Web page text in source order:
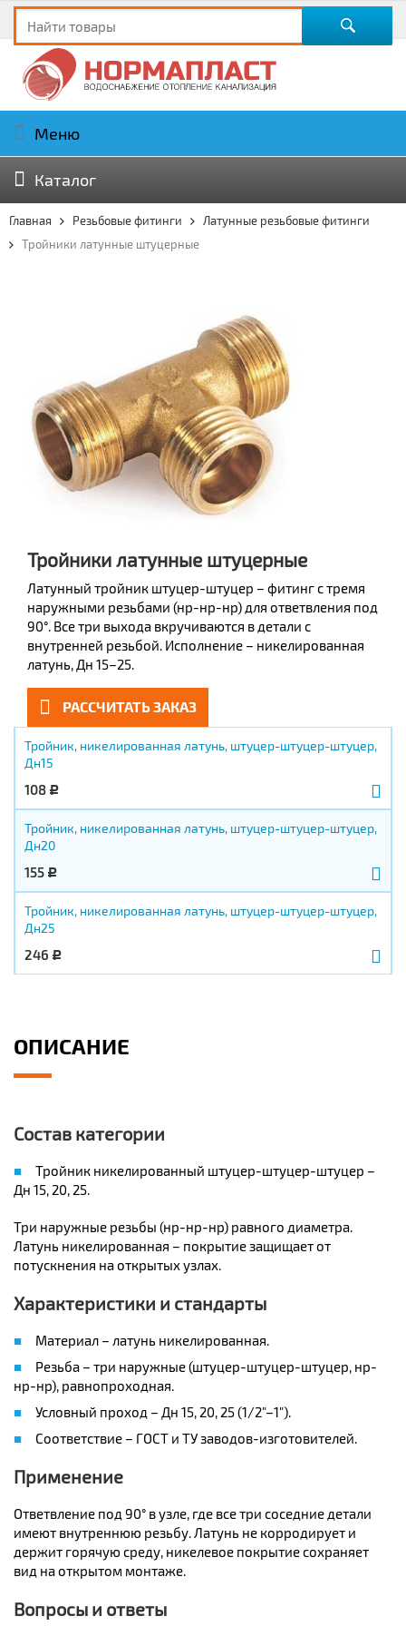
Меню
Каталог
Главная Резьбовые фитинги
Латунные резьбовые фитинги
Тройники латунные штуцерные
Тройники латунные штуцерные
Латунный тройник штуцер-штуцер – фитинг с тремя
наружными резьбами (нр-нр-нр) для ответвления под
90°. Все три выхода вкручиваются в детали с
внутренней резьбой. Исполнение – никелированная
латунь, Дн 15–25.
РАССЧИТАТЬ ЗАКАЗ
Тройник, никелированная латунь, штуцер-штуцер-штуцер,
Дн15
108 Р
Тройник, никелированная латунь, штуцер-штуцер-штуцер,
Дн20
155 Р
Тройник, никелированная латунь, штуцер-штуцер-штуцер,
Дн25
246 Р
ОПИСАНИЕ
Состав категории
Тройник никелированный штуцер-штуцер-штуцер –
Дн 15, 20, 25.
Три наружные резьбы (нр-нр-нр) равного диаметра.
Латунь никелированная – покрытие защищает от
потускнения на открытых узлах.
Характеристики и стандарты
Материал – латунь никелированная.
Резьба – три наружные (штуцер-штуцер-штуцер, нр-
нр-нр), равнопроходная.
Условный проход – Дн 15, 20, 25 (1/2"–1").
Соответствие – ГОСТ и ТУ заводов-изготовителей.
Применение
Ответвление под 90° в узле, где все три соседние детали
имеют внутреннюю резьбу. Латунь не корродирует и
держит горячую среду, никелевое покрытие сохраняет
вид на открытом монтаже.
Вопросы и ответы